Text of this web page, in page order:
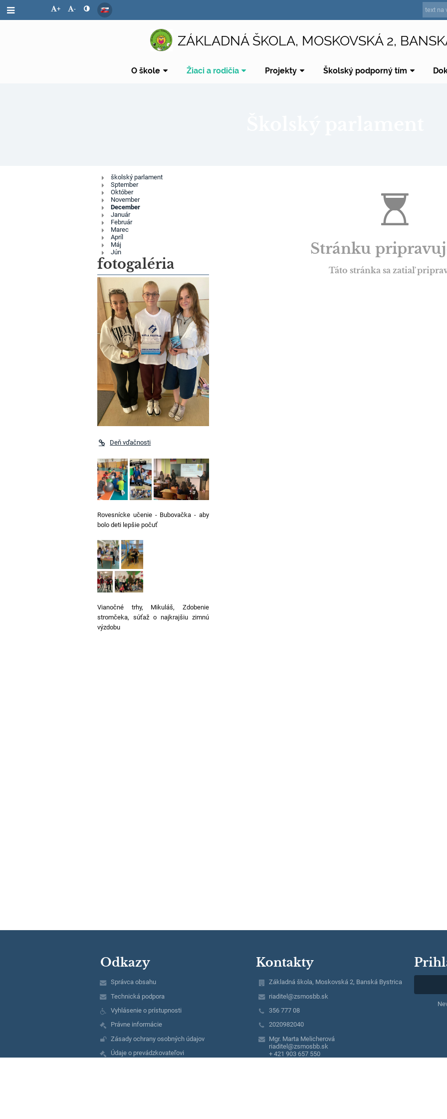
+ -
ZÁKLADNÁ ŠKOLA, MOSKOVSKÁ 2,
O škole Žiaci a rodičia Projekty Školský podporný tím
Školský
parlament
školský parlament
Sptember
Október
November
December
Január
Február
Marec
Apríl
Máj
Jún
fotogaléria
Deň vďačnosti
Rovesnícke učenie - Bubovačka - aby
bolo deti lepšie počuť
Vianočné trhy, Mikuláš, Zdobenie
stromčeka, súťaž o najkrajšiu zimnú
výzdobu
Stránku
Táto stránka sa zatiaľ
Odkazy
Správca obsahu
Technická podpora
Vyhlásenie o prístupnosti
Právne informácie
Zásady ochrany osobných údajov
Údaje o prevádzkovateľovi
Kontakty
Základná škola, Moskovská 2, Banská Bystrica
riaditel@zsmosbb.sk
356 777 08
2020982040
Mgr. Marta Melicherová
riaditel@zsmosbb.sk
+ 421 903 657 550